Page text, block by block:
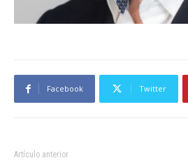
Facebook Twitter
Artículo anterior